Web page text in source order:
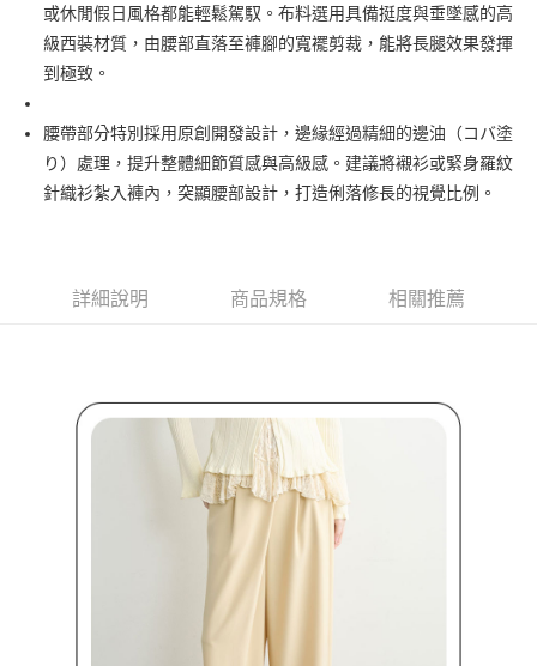
１．簡單：不需註冊會員、不需綁卡、不需儲值。
２．便利：只要手機號碼，簡訊認證，即可結帳。
３．安心：先確認商品／服務後，再付款。
結帳頁面，進行簡訊認證並確認金額後，即可完成結帳。
２．訂單成立數日內，您將收到繳費通知簡訊。
３．收到繳費通知簡訊後14天內，點擊此簡訊中的連結，可透過四大超商／
ATM／網路銀行／等多元方式進行付款，方視為交易完成。
※ 交易是否成功請以「AFTEE先享後付 」之結帳頁面顯示為準，若有關於
是否繳費成功／繳費後需取消欲退款等相關疑問，請聯繫「AFTEE先享後付
易，需依本服務之必要範圍內提供個人資料，並將交易相關給付款項請求債
權轉讓予恩沛科技股份有限公司。
２．關於個人資料處理事宜，請瀏覽以下網址：
https://aftee.tw/terms/#terms3
３．未成年的使用者請事先徵得法定代理人或監護人之同意方可使用
「AFTEE先享後付」，若未經同意申辦者引起之損失，本公司不負相關責
４．使用「AFTEE先享後付」時，將依據個別帳號之用戶狀況，依本公司即
時審查核予不同之上限額度；若仍有額度不足之情形，本公司將視審查結果
５．嚴禁一人註冊多個帳號或使用他人資訊註冊。若發現惡意使用之情形，
恩沛科技股份有限公司將有權停止該用戶之使用額度並採取法律行動。
運送方式
全家取貨付款
付款後全家取貨
免運費
付款後萊爾富取貨
或休閒假日風格都能輕鬆駕馭。布料選用具備挺度與垂墜感的高
級西裝材質，由腰部直落至褲腳的寬襬剪裁，能將長腿效果發揮
到極致。
腰帶部分特別採用原創開發設計，邊緣經過精細的邊油（コバ塗
り）處理，提升整體細節質感與高級感。建議將襯衫或緊身羅紋
針織衫紮入褲內，突顯腰部設計，打造俐落修長的視覺比例。
詳細說明 商品規格 相關推薦